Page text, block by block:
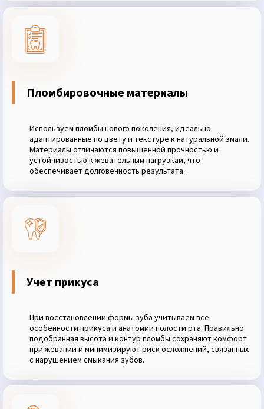
Пломбировочные материалы
Используем пломбы нового поколения, идеально
адаптированные по цвету и текстуре к натуральной эмали.
Материалы отличаются повышенной прочностью и
устойчивостью к жевательным нагрузкам, что
обеспечивает долговечность результата.
Учет прикуса
При восстановлении формы зуба учитываем все
особенности прикуса и анатомии полости рта. Правильно
подобранная высота и контур пломбы сохраняют комфорт
при жевании и минимизируют риск осложнений, связанных
с нарушением смыкания зубов.